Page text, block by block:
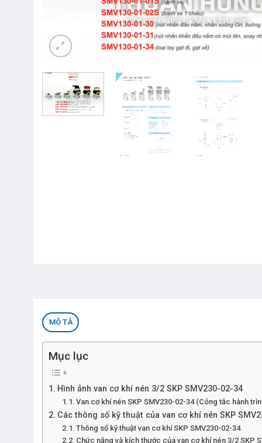
MÔ TẢ
Mục lục
Hình ảnh van cơ khí nén 3/2 SKP SMV230-02-34
Van cơ khí nén SKP SMV230-02-34 (Công tắc hành
Các thông số kỹ thuật của van cơ khí nén SKP
Thông số kỹ thuật van cơ khí SKP SMV230-02-34
Chức năng và kích thước của van cơ khí nén 3/2 SKP